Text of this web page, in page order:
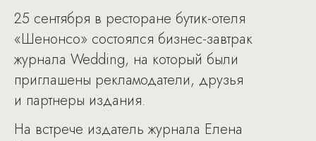
25 сентября в ресторане бутик-отеля
«Шенонсо» состоялся бизнес-завтрак
журнала Wedding, на который были
приглашены рекламодатели, друзья
и партнеры издания.
На встрече издатель журнала Елена